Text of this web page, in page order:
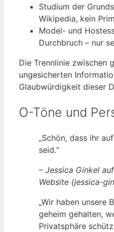
Studium der
Wikipedia, kein
Model- und
Durchbruch – nur
Die Trennlinie zwischen
ungesicherten
Glaubwürdigkeit dieser
O-Töne und
„Schön, dass ihr
seid.“
– Jessica Ginkel
Website (jessica-
„Wir haben unsere
geheim gehalten,
Privatsphäre